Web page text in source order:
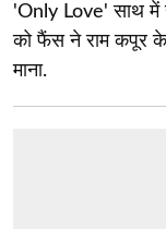
'Only Love' साथ में
को फैंस ने राम कपूर के
माना.